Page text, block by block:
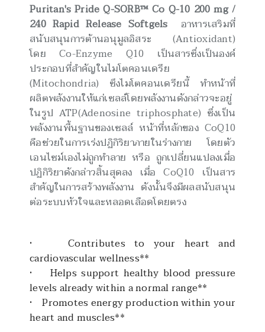
Puritan's Pride Q-SORB™ Co Q-10 200 mg /
240 Rapid Release Softgels อาหารเสริมที่
สนับสนุนการต้านอนุมูลอิสระ (Antioxidant)
โดย Co-Enzyme Q10 เป็นสารซึ่งเป็นองค์
ประกอบที่สำคัญในไมโตคอนเดรีย
(Mitochondria) ซึงไมโตคอนเดรียนี้ ทำหน้าที่
ผลิตพลังงานให้แก่เซลล์โดยพลังงานดังกล่าวจะอยู่
ในรูป ATP(Adenosine triphosphate) ซึ่งเป็น
พลังงานพื้นฐานของเซลล์ หน้าที่หลักของ CoQ10
คือช่วยในการเร่งปฏิกิริยาภายในร่างกาย โดยตัว
เอนไซม์เองไม่ถูกทำลาย หรือ ถูกเปลี่ยนแปลงเมื่อ
ปฏิกิริยาดังกล่าวสิ้นสุดลง เมื่อCoQ10 เป็นสาร
สำคัญในการสร้างพลังงาน ดังนั้นจึงมีผลสนับสนุน
ต่อระบบหัวใจและหลอดเลือดโดยตรง
• Contributes to your heart and
cardiovascular wellness**
• Helps support healthy blood pressure
levels already within a normal range**
• Promotes energy production within your
heart and muscles**